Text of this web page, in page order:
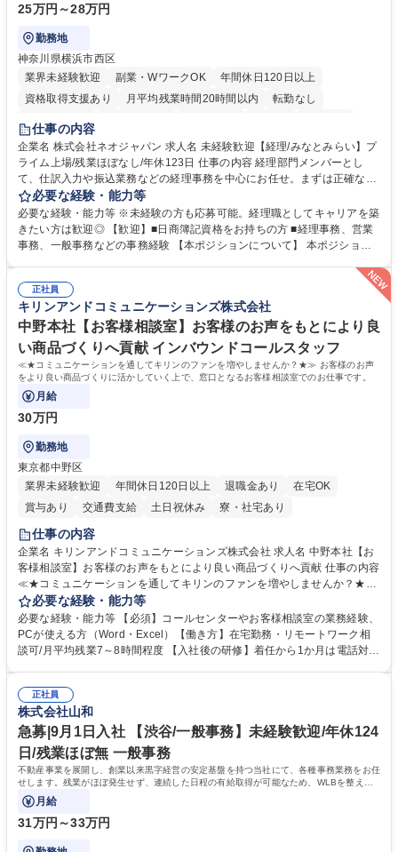
25万円～28万円
勤務地
神奈川県横浜市西区
業界未経験歓迎
副業・WワークOK
年間休日120日以上
資格取得支援あり
月平均残業時間20時間以内
転勤なし
未経験者歓迎
完全週休2日制
交通費支給 駅近5分以内 土日祝休み
服装自由
寮・社宅あり
仕事の内容
企業名 株式会社ネオジャパン 求人名 未経験歓迎【経理/みなとみらい】プ
ライム上場/残業ほぼなし/年休123日 仕事の内容 経理部門メンバーとし
て、仕訳入力や振込業務などの経理事務を中心にお任せ。まずは正確な入
力・確認業務からスタートし、既存メンバーと一緒に業務を進めながら段
階的に経理知識を身につけていただきます。 【具体的には】 ■社内稟議に
基づく仕訳入力 ■月末の振込業務 ■明細作成 ■伝票処理、記帳業務 ■既存
メンバーの業務サポート 【将来的には】 ■月次決算補助 ■四半期・年次決
算補助 ※3～5年程度を目安に、徐々に決算業務へ業務範囲を広げていく
想定です。 募集職種 未経験歓迎【経理/みなとみらい】プライム上場/残業
ほぼなし/年休123日
必要な経験・能力等
必要な経験・能力等 ※未経験の方も応募可能。経理職としてキャリアを築
きたい方は歓迎◎ 【歓迎】■日商簿記資格をお持ちの方 ■経理事務、営業
事務、一般事務などの事務経験 【本ポジションについて】 本ポジション
タートできる点です。まずは仕訳入力や振込業務など基礎的な業務から担
当し、3～5年をかけて月次決算・四半期決算・開示資料作成補助などへス
テップアップできます。また、残業は通常月ほぼなく、決算月でも10時間
未満のため、無理なく経理として専門性を身につけられる環境です。 学
歴・資格 学歴：大学院 大学 高専 短大 専修学校 高校 語学力： 資格：日商
簿記検定1級 日商簿記検定2級
正社員
キリンアンドコミュニケーションズ株式会社
中野本社【お客様相談室】お客様のお声をもとにより良
い商品づくりへ貢献 インバウンドコールスタッフ
≪★コミュニケーションを通してキリンのファンを増やしませんか？★≫ お客様のお声
をより良い商品づくりに活かしていく上で、窓口となるお客様相談室でのお仕事です。
月給
30万円
勤務地
東京都中野区
業界未経験歓迎
年間休日120日以上 退職金あり
在宅OK
賞与あり
交通費支給 土日祝休み 寮・社宅あり
仕事の内容
企業名 キリンアンドコミュニケーションズ株式会社 求人名 中野本社【お
客様相談室】お客様のお声をもとにより良い商品づくりへ貢献 仕事の内容
≪★コミュニケーションを通してキリンのファンを増やしませんか？★≫
お客様のお声をより良い商品づくりに活かしていく上で、窓口となるお客
様相談室でのお仕事です。 日々お客様からいただくキリングループへのご
意見を、企業活動に活かしています。お客様からの声に迅速かつ誠意をも
って対応、情報提供するとともにグループ内活動に反映しています。 【具
平均100件前後■メール・手紙：同上40件前後 募集職種 中野本社【お客様
相談室】お客様のお声をもとにより良い商品づくりへ貢献
必要な経験・能力等
必要な経験・能力等 【必須】コールセンターやお客様相談室の業務経験、
PCが使える方（Word・Excel）【働き方】在宅勤務・リモートワーク相
談可/月平均残業7～8時間程度 【入社後の研修】着任から1か月は電話対応
すのでご安心ください。 【当社について】キリングループの広報機能を担
う会社として、お客様との出会いを大切にし、磨き上げたホスピタリティ
を込めてコミュニケーションをとりながら広報関連業務を行っておりま
す。 学歴・資格 学歴：大学院 大学 高専 短大 専修学校 高校 語学力： 資
格：
正社員
株式会社山和
急募|9月1日入社 【渋谷/一般事務】未経験歓迎/年休124
日/残業ほぼ無 一般事務
不動産事業を展開し、創業以来黒字経営の安定基盤を持つ当社にて、各種事務業務をお任
せします。残業がほぼ発生せず、連続した日程の有給取得が可能なため、WLBを整えた
い方にお勧めの環境です！
月給
31万円～33万円